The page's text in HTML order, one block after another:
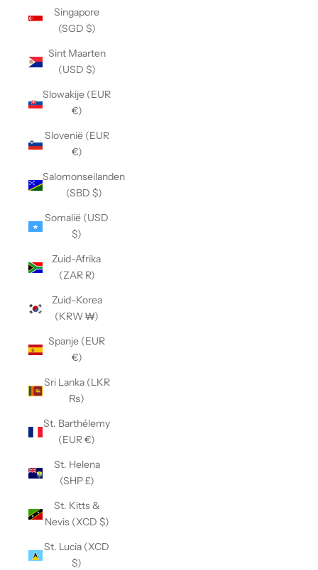
Singapore
(SGD $)
Sint Maarten
(USD $)
Slowakije (EUR
€)
Slovenië (EUR
€)
Salomonseilanden
(SBD $)
Somalië (USD
$)
Zuid-Afrika
(ZAR R)
Zuid-Korea
(KRW ₩)
Spanje (EUR
€)
Sri Lanka (LKR
₨)
St. Barthélemy
(EUR €)
St. Helena
(SHP £)
St. Kitts &
Nevis (XCD $)
St. Lucia (XCD
$)